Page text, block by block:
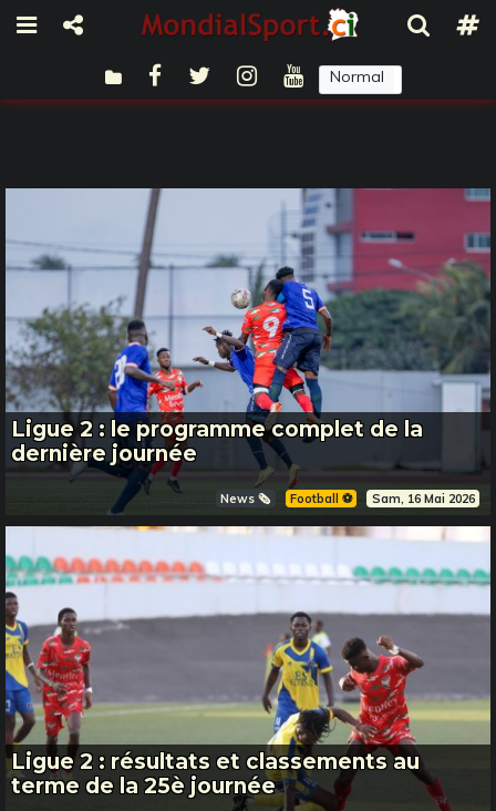
Normal
Ligue 2 : le programme complet de la
dernière journée
News 🗞️ Football ⚽️ Sam, 16 Mai 2026
Ligue 2 : résultats et classements au
terme de la 25è journée